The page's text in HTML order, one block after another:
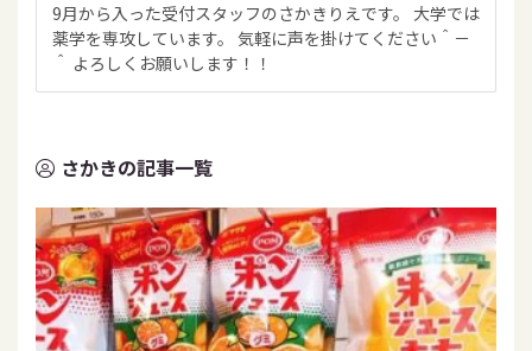
9月から入った受付スタッフのさかきりえです。 大学では
薬学を専攻しています。 気軽に声を掛けてください＾－
＾ よろしくお願いします！！
さかきの記事一覧